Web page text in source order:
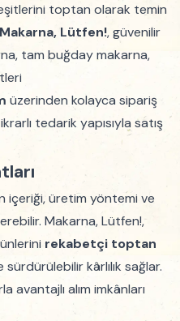
toptan olarak temin
Makarna, Lütfen!, güvenilir
tam buğday makarna,
üzerinden kolayca sipariş
tedarik yapısıyla satış
içeriği, üretim yöntemi ve
Makarna, Lütfen!,
rekabetçi toptan
kârlılık sağlar.
avantajlı alım imkânları